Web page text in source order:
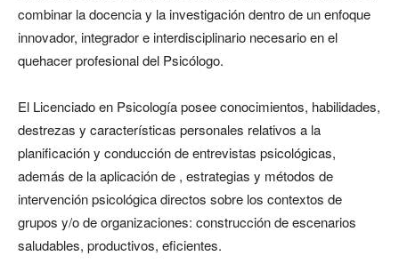
combinar la docencia y la investigación dentro de un enfoque
innovador, integrador e interdisciplinario necesario en el
quehacer profesional del Psicólogo.
El Licenciado en Psicología posee conocimientos, habilidades,
destrezas y características personales relativos a la
planificación y conducción de entrevistas psicológicas,
además de la aplicación de , estrategias y métodos de
intervención psicológica directos sobre los contextos de
grupos y/o de organizaciones: construcción de escenarios
saludables, productivos, eficientes.